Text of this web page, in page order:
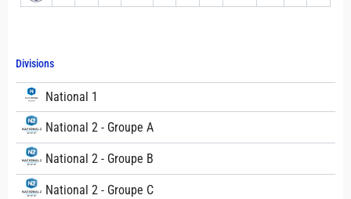
Divisions
National 1
National 2 - Groupe A
National 2 - Groupe B
National 2 - Groupe C